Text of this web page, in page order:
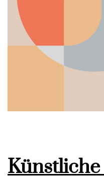
Künstliche